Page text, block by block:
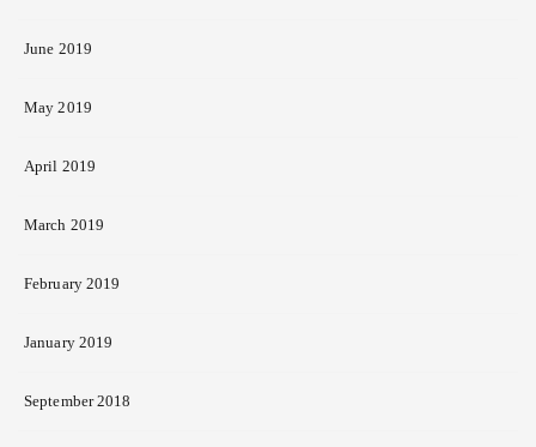
June 2019
May 2019
April 2019
March 2019
February 2019
January 2019
September 2018